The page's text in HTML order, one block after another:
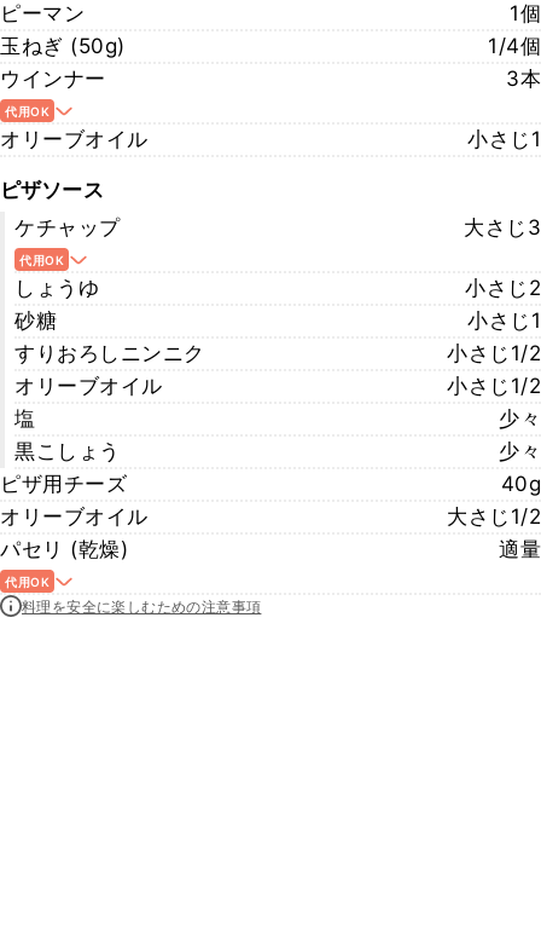
ピーマン
1個
玉ねぎ (50g)
1/4個
ウインナー
3本
代用OK
オリーブオイル 小さじ1
ピザソース
ケチャップ
大さじ3
代用OK
しょうゆ
小さじ2
砂糖
小さじ1
すりおろしニンニク
小さじ1/2
オリーブオイル
小さじ1/2
塩
少々
黒こしょう
少々
ピザ用チーズ
40g
オリーブオイル
大さじ1/2
パセリ (乾燥)
適量
代用OK
料理を安全に楽しむための注意事項